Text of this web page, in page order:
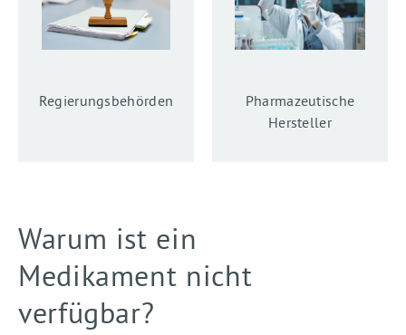
Regierungs­­­behörden
Pharmazeutische
Hersteller
Warum ist ein
Medikament nicht
verfügbar?